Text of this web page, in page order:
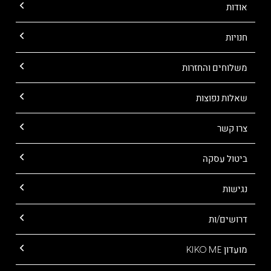
אודות
חנויות
משלוחים והחזרות
שאלות נפוצות
צרו קשר
ביטול עסקה
נגישות
דרושים/ות
מועדון KIKO ME